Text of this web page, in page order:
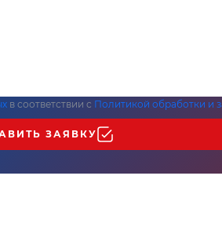
в соответствии с Политикой обработки и
ЗАЯВКУ